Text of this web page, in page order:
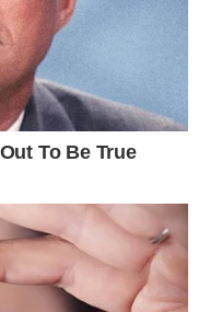
новими
немов повернулася
Незабаром
він з азартом наминав
ліжку, а вона як-
Павлович обіцяв
А поки Наталя
Ілюшка догляне, коли